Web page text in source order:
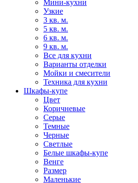
Мини-кухни
Узкие
3 кв. м.
5 кв. м.
6 кв. м.
9 кв. м.
Все для кухни
Варианты отделки
Мойки и смесители
Техника для кухни
Шкафы-купе
Цвет
Коричневые
Серые
Темные
Черные
Светлые
Белые шкафы-купе
Венге
Размер
Маленькие